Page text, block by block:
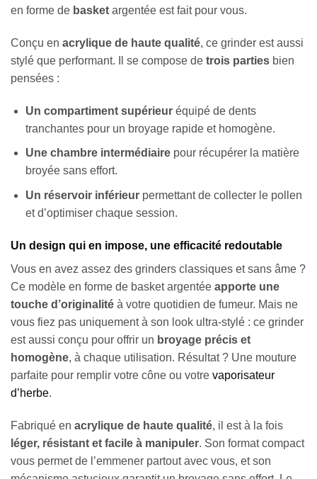
en forme de basket argentée est fait pour vous.
Conçu en acrylique de haute qualité, ce grinder est aussi
stylé que performant. Il se compose de trois parties bien
pensées :
Un compartiment supérieuréquipé de dents
tranchantes pour un broyage rapide et homogène.
Une chambre intermédiairepour récupérer la matière
broyée sans effort.
Un réservoir inférieurpermettant de collecter le pollen
et d’optimiser chaque session.
Un design qui en impose, une efficacité redoutable
Vous en avez assez des grinders classiques et sans âme ?
Ce modèle en forme de basket argentée apporte une
touche d’originalité à votre quotidien de fumeur. Mais ne
vous fiez pas uniquement à son look ultra-stylé : ce grinder
est aussi conçu pour offrir un broyage précis et
homogène, à chaque utilisation. Résultat ? Une mouture
parfaite pour remplir votre cône ou votre vaporisateur
d’herbe.
Fabriqué en acrylique de haute qualité, il est à la fois
léger, résistant et facile à manipuler. Son format compact
vous permet de l’emmener partout avec vous, et son